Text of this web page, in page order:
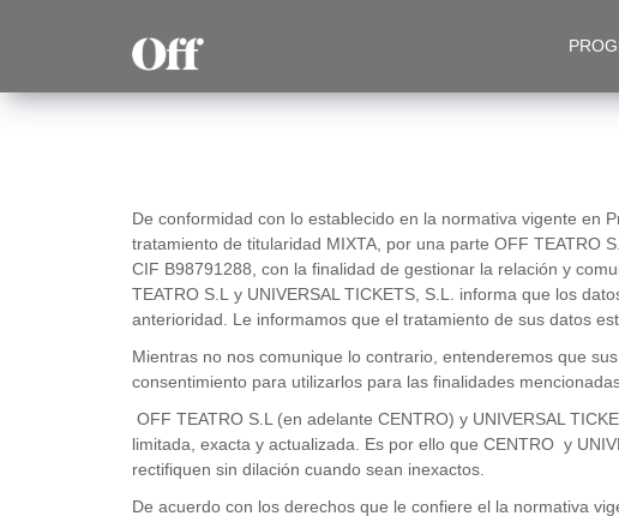
De conformidad con lo establecido en la normativa vigente en
tratamiento de titularidad MIXTA, por una parte OFF TEATRO
CIF B98791288, con la finalidad de gestionar la relación y
TEATRO S.L y UNIVERSAL TICKETS, S.L. informa que los
anterioridad. Le informamos que el tratamiento de sus datos
Mientras no nos comunique lo contrario, entenderemos que
consentimiento para utilizarlos para las finalidades
OFF TEATRO S.L (en adelante CENTRO) y UNIVERSAL
limitada, exacta y actualizada. Es por ello que CENTRO y
rectifiquen sin dilación cuando sean inexactos.
De acuerdo con los derechos que le confiere el la normativa